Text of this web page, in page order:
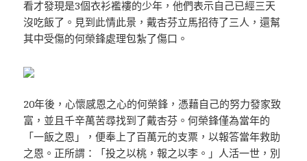
看才發現是3個衣衫襤褸的少年，他們表示自己已經三天
沒吃飯了。見到此情此景，戴杏芬立馬招待了三人，還幫
其中受傷的何榮鋒處理包紮了傷口。
20年後，心懷感恩之心的何榮鋒，憑藉自己的努力發家致
富，並且千辛萬苦尋找到了戴杏芬。何榮鋒僅為當年的
「一飯之恩」，便奉上了百萬元的支票，以報答當年救助
之恩。正所謂：「投之以桃，報之以李。」人活一世，別